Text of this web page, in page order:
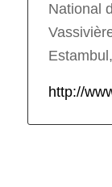
National
http://